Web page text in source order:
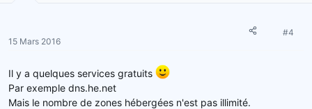
15 Mars 2016
#4
Il y a quelques services gratuits
Par exemple dns.he.net
Mais le nombre de zones hébergées n'est pas illimité.